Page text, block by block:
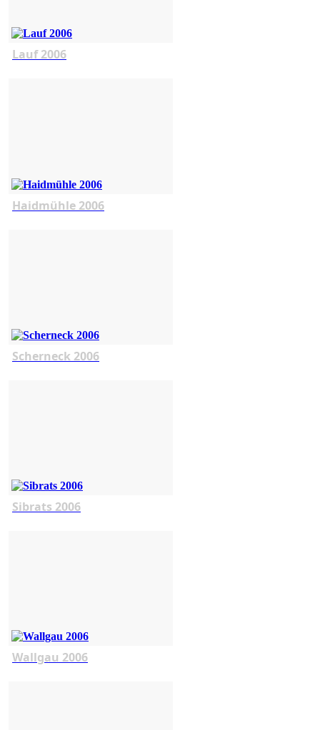
Lauf 2006
Haidmühle 2006
Scherneck 2006
Sibrats 2006
Wallgau 2006